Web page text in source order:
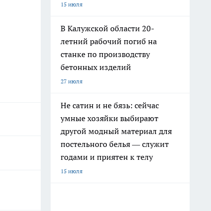
15 июля
В Калужской области 20-
летний рабочий погиб на
станке по производству
бетонных изделий
27 июля
Не сатин и не бязь: сейчас
умные хозяйки выбирают
другой модный материал для
постельного белья — служит
годами и приятен к телу
15 июля